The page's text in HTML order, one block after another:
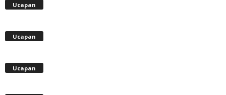
Ucapan
Ucapan
Ucapan